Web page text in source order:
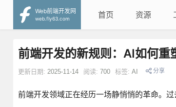
Web前端开发网
web.fly63.com
首页 资源
前端开发的新规则：AI如何重
更新日期: 2025-11-14 阅读: 700 标签: AI 分享
前端开发领域正在经历一场静悄悄的革命。